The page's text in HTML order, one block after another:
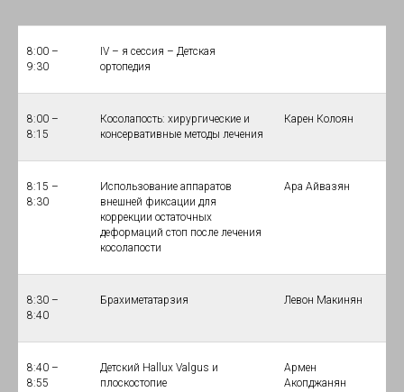
8:00 –
9:30
IV – я сессия – Детская
ортопедия
8:00 –
8:15
Косолапость: хирургические и
консервативные методы лечения
Карен Колоян
8:15 –
8:30
Использование аппаратов
внешней фиксации для
коррекции остаточных
деформаций стоп после лечения
косолапости
Ара Айвазян
8:30 –
8:40
Брахиметатарзия Левон Макинян
8:40 –
8:55
Детский Hallux Valgus и
плоскостопие
Армен
Акопджанян